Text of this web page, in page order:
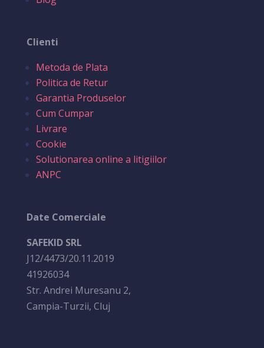
Clienti
Metoda de Plata
Politica de Retur
Garantia Produselor
Cum Cumpar
Livrare
Cookie
Solutionarea online a litigiilor
ANPC
Date Comerciale
SAFEKID SRL
J12/4473/20.11.2019
41926034
Str. Andrei Muresanu 2,
Campia-Turzii, Cluj